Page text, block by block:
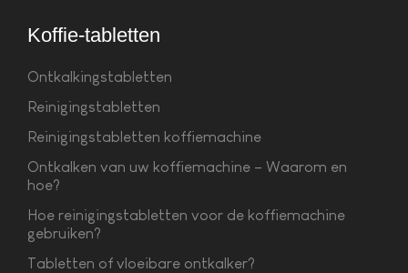
Koffie-tabletten
Ontkalkingstabletten
Reinigingstabletten
Reinigingstabletten koffiemachine
Ontkalken van uw koffiemachine – Waarom en
hoe?
Hoe reinigingstabletten voor de koffiemachine
gebruiken?
Tabletten of vloeibare ontkalker?